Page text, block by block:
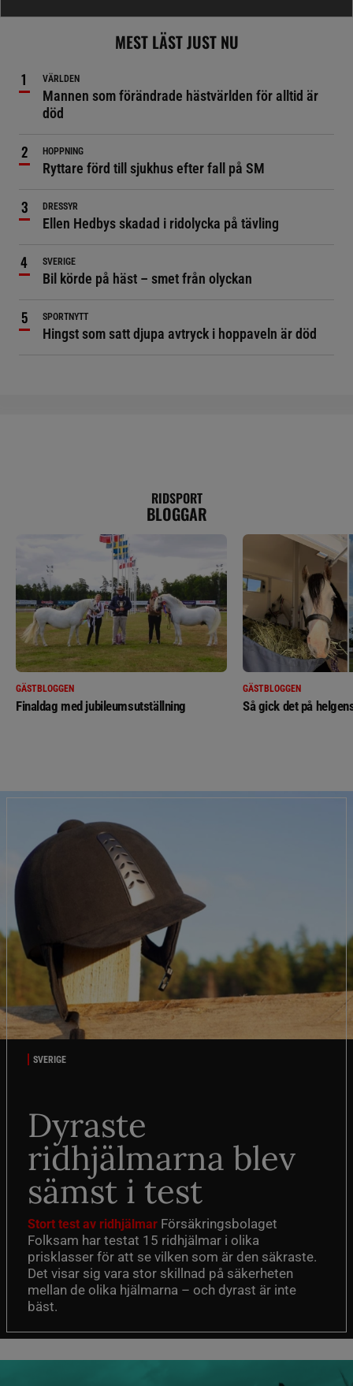
MEST LÄST JUST NU
VÄRLDEN
Mannen som förändrade hästvärlden för alltid är
död
HOPPNING
Ryttare förd till sjukhus efter fall på SM
DRESSYR
Ellen Hedbys skadad i ridolycka på tävling
SVERIGE
Bil körde på häst – smet från olyckan
SPORTNYTT
Hingst som satt djupa avtryck i hoppaveln är död
RIDSPORT
BLOGGAR
GÄSTBLOGGEN
Finaldag med jubileumsutställning
GÄSTBLOGGEN
Så gick det på
SVERIGE
Dyraste
ridhjälmarna blev
sämst i test
Stort test av ridhjälmar Försäkringsbolaget
Folksam har testat 15 ridhjälmar i olika
prisklasser för att se vilken som är den säkraste.
Det visar sig vara stor skillnad på säkerheten
mellan de olika hjälmarna – och dyrast är inte
bäst.